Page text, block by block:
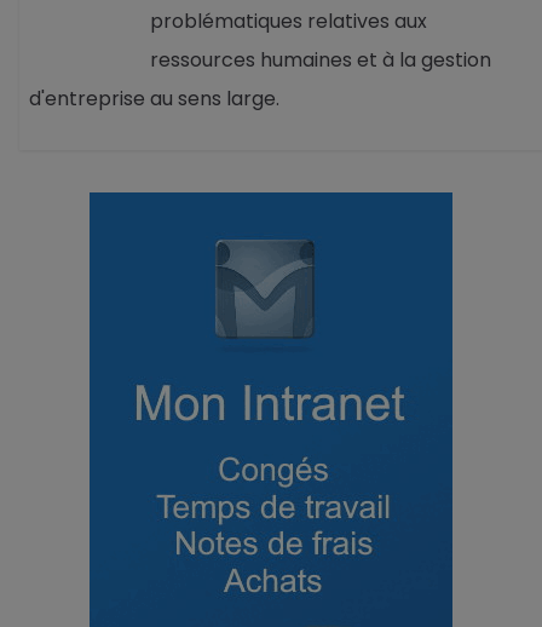
problématiques relatives aux
ressources humaines et à la gestion
d'entreprise au sens large.